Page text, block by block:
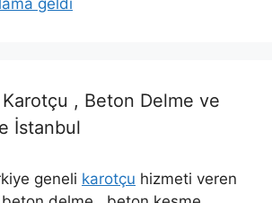
geldi
, Beton Delme ve
İstanbul
geneli karotçu hizmeti veren